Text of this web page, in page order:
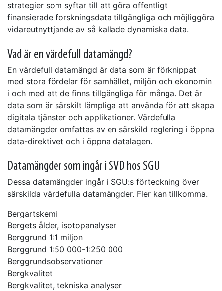
strategier som syftar till att göra offentligt
finansierade forskningsdata tillgängliga och möjliggöra
vidareutnyttjande av så kallade dynamiska data.
Vad är en värdefull datamängd?
En värdefull datamängd är data som är förknippat
med stora fördelar för samhället, miljön och ekonomin
i och med att de finns tillgängliga för många. Det är
data som är särskilt lämpliga att använda för att skapa
digitala tjänster och applikationer. Värdefulla
datamängder omfattas av en särskild reglering i öppna
data-direktivet och i öppna datalagen.
Datamängder som ingår i SVD hos SGU
Dessa datamängder ingår i SGU:s förteckning över
särskilda värdefulla datamängder. Fler kan tillkomma.
Bergartskemi
Bergets ålder, isotopanalyser
Berggrund 1:1 miljon
Berggrund 1:50 000-1:250 000
Berggrundsobservationer
Bergkvalitet
Bergkvalitet, tekniska analyser